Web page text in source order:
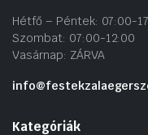
Hétfő – Péntek: 07:00-
Szombat: 07:00-12:00
Vasárnap: ZÁRVA
Kategóriák